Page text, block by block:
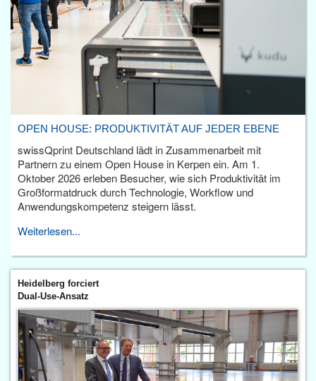
OPEN HOUSE: PRODUKTIVITÄT AUF JEDER EBENE
swissQprint Deutschland lädt in Zusammenarbeit mit
Partnern zu einem Open House in Kerpen ein. Am 1.
Oktober 2026 erleben Besucher, wie sich Produktivität im
Großformatdruck durch Technologie, Workflow und
Anwendungskompetenz steigern lässt.
Weiterlesen...
Heidelberg forciert
Dual-Use-Ansatz